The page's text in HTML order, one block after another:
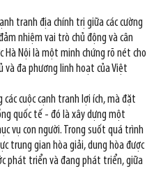
tranh địa chính trị giữa các cường
nhiệm vai trò chủ động và cân
Hà Nội là một minh chứng rõ nét cho
và đa phương linh hoạt của Việt
cuộc cạnh tranh lợi ích, mà đặt
quốc tế - đó là xây dựng một
vụ con người. Trong suốt quá trình
trung gian hòa giải, dung hòa được
phát triển và đang phát triển, giữa